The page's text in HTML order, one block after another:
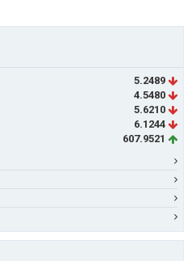
5.2489
4.5480
5.6210
6.1244
607.9521